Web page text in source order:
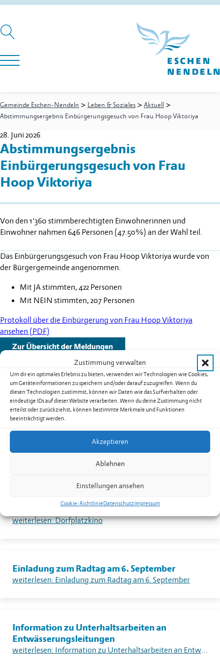
Zustimmung verwalten
Um dir ein optimales Erlebnis zu bieten, verwenden wir Technologien wie Cookies,
um Geräteinformationen zu speichern und/oder darauf zuzugreifen. Wenn du
diesen Technologien zustimmst, können wir Daten wie das Surfverhalten oder
eindeutige IDs auf dieser Website verarbeiten. Wenn du deine Zustimmung nicht
erteilst oder zurückziehst, können bestimmte Merkmale und Funktionen
beeinträchtigt werden.
Akzeptieren
Ablehnen
Einstellungen ansehen
Cookie-RichtlinieDatenschutzImpressum
Gemeinde Eschen-Nendeln > Leben & Soziales > Aktuell >
Abstimmungsergebnis Einbürgerungsgesuch von Frau Hoop Viktoriya
28. Juni 2026
Abstimmungsergebnis
Einbürgerungsgesuch von Frau
Hoop Viktoriya
Von den 1'360 stimmberechtigten Einwohnerinnen und
Einwohner nahmen 646 Personen (47.50%) an der Wahl teil.
Das Einbürgerungsgesuch von Frau Hoop Viktoriya wurde von
der Bürgergemeinde angenommen.
Mit JA stimmten, 422 Personen
Mit NEIN stimmten, 207 Personen
Protokoll über die Einbürgerung von Frau Hoop Viktoriya
ansehen (PDF)
Zur Übersicht der Meldungen
Weitere Schlagzeilen
Warnung vor sehr grosser Flur- und
Waldbrandgefahr – Erlass eines absoluten
Feuerverbotes im Freien in Liechtenstein
Dorfplatzkino
weiterlesen: Dorfplatzkino
Einladung zum Radtag am 6. September
weiterlesen: Einladung zum Radtag am 6. September
Information zu Unterhaltsarbeiten an
Entwässerungsleitungen
weiterlesen: Information zu Unterhaltsarbeiten an Entwässerungsleitungen